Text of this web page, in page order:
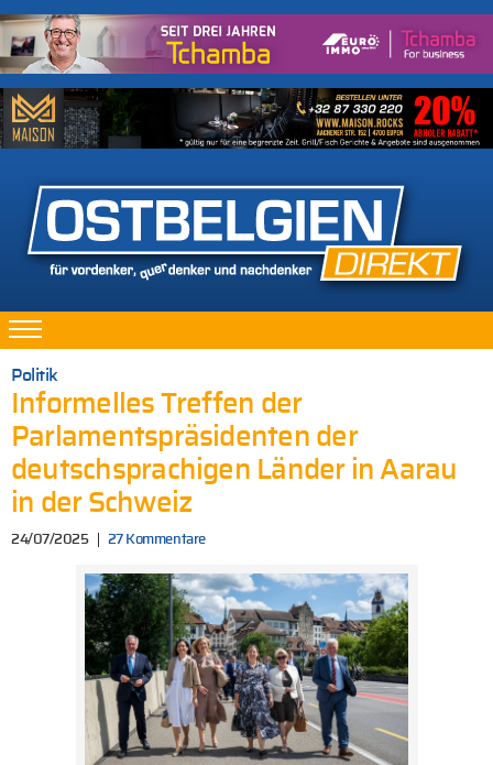
Politik
Informelles Treffen der
Parlamentspräsidenten der
deutschsprachigen Länder in Aarau
in der Schweiz
24/07/2025 27 Kommentare